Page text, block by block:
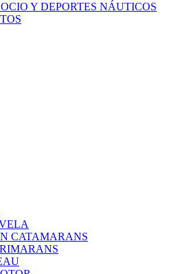
Y DEPORTES NÁUTICOS
CATAMARANS